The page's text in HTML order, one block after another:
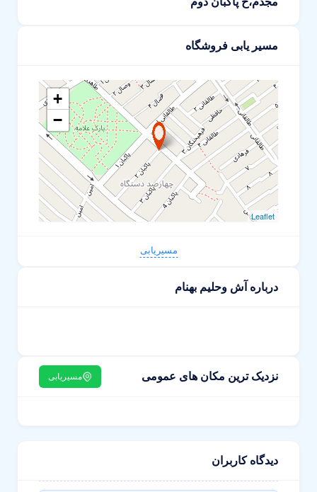
مسیر یابی فروشگاه
+
−
Leaflet
مسیریابی
درباره آش وحلیم بهنام
نزدیک ترین مکان های عمومی مسیریابی
دیدگاه کاربران